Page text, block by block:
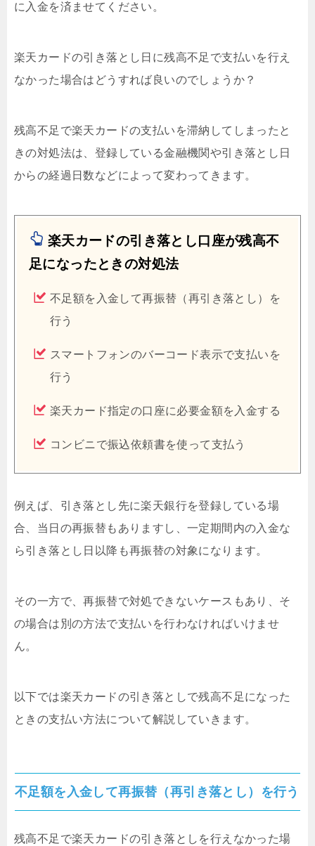
に入金を済ませてください。
楽天カードの引き落とし日に残高不足で支払いを行え
なかった場合はどうすれば良いのでしょうか？
残高不足で楽天カードの支払いを滞納してしまったと
きの対処法は、登録している金融機関や引き落とし日
からの経過日数などによって変わってきます。
楽天カードの引き落とし口座が残高不
足になったときの対処法
不足額を入金して再振替（再引き落とし）を
行う
スマートフォンのバーコード表示で支払いを
行う
楽天カード指定の口座に必要金額を入金する
コンビニで振込依頼書を使って支払う
例えば、引き落とし先に楽天銀行を登録している場
合、当日の再振替もありますし、一定期間内の入金な
ら引き落とし日以降も再振替の対象になります。
その一方で、再振替で対処できないケースもあり、そ
の場合は別の方法で支払いを行わなければいけませ
ん。
以下では楽天カードの引き落としで残高不足になった
ときの支払い方法について解説していきます。
不足額を入金して再振替（再引き落とし）を行う
残高不足で楽天カードの引き落としを行えなかった場